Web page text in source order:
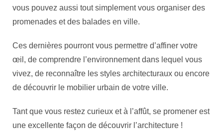
vous pouvez aussi tout simplement vous organiser des
promenades et des balades en ville.
Ces dernières pourront vous permettre d’affiner votre
œil, de comprendre l’environnement dans lequel vous
vivez, de reconnaître les styles architecturaux ou encore
de découvrir le mobilier urbain de votre ville.
Tant que vous restez curieux et à l’affût, se promener est
une excellente façon de découvrir l’architecture !